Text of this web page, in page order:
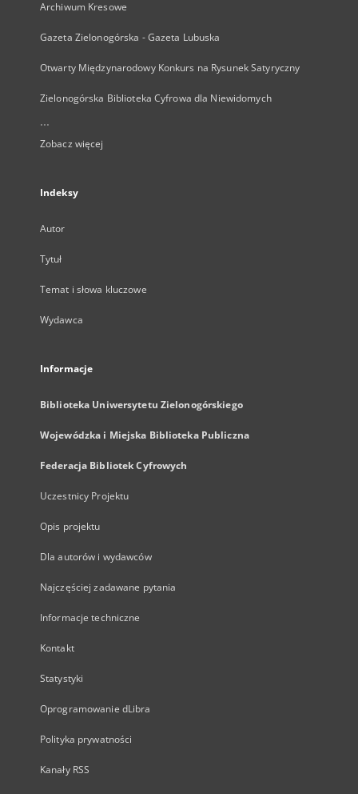
Archiwum Kresowe
Gazeta Zielonogórska - Gazeta Lubuska
Otwarty Międzynarodowy Konkurs na Rysunek Satyryczny
Zielonogórska Biblioteka Cyfrowa dla Niewidomych
...
Zobacz więcej
Indeksy
Autor
Tytuł
Temat i słowa kluczowe
Wydawca
Informacje
Biblioteka Uniwersytetu Zielonogórskiego
Wojewódzka i Miejska Biblioteka Publiczna
Federacja Bibliotek Cyfrowych
Uczestnicy Projektu
Opis projektu
Dla autorów i wydawców
Najczęściej zadawane pytania
Informacje techniczne
Kontakt
Statystyki
Oprogramowanie dLibra
Polityka prywatności
Kanały RSS